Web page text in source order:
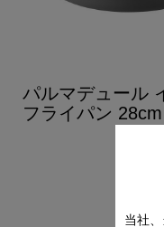
パルマデュール
フライパン 28cm
当社